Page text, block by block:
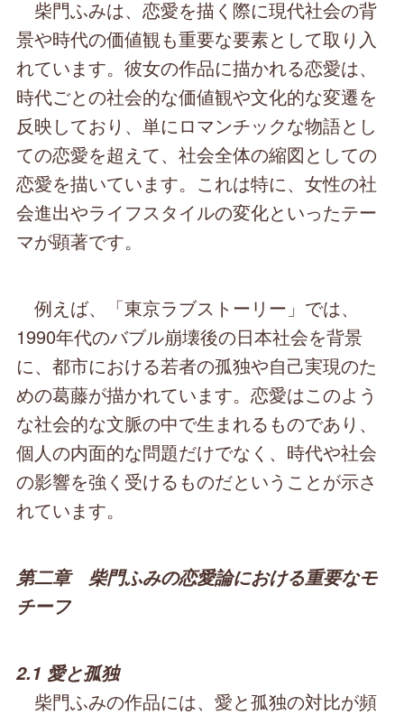
柴門ふみは、恋愛を描く際に現代社会の背
景や時代の価値観も重要な要素として取り入
れています。彼女の作品に描かれる恋愛は、
時代ごとの社会的な価値観や文化的な変遷を
反映しており、単にロマンチックな物語とし
ての恋愛を超えて、社会全体の縮図としての
恋愛を描いています。これは特に、女性の社
会進出やライフスタイルの変化といったテー
マが顕著です。
例えば、「東京ラブストーリー」では、
1990年代のバブル崩壊後の日本社会を背景
に、都市における若者の孤独や自己実現のた
めの葛藤が描かれています。恋愛はこのよう
な社会的な文脈の中で生まれるものであり、
個人の内面的な問題だけでなく、時代や社会
の影響を強く受けるものだということが示さ
れています。
第二章 柴門ふみの恋愛論における重要なモ
チーフ
2.1 愛と孤独
柴門ふみの作品には、愛と孤独の対比が頻